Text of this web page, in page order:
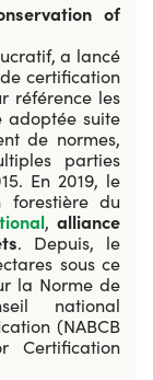
of
a lancé
certification
référence les
adoptée suite
de normes,
parties
En 2019, le
forestière du
,alliance
. Depuis, le
sous ce
la Norme de
national
(NABCB
Certification